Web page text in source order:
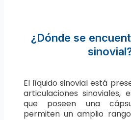
¿Dónde se
El líquido sinovial está
articulaciones sinoviales,
que poseen una
permiten un amplio